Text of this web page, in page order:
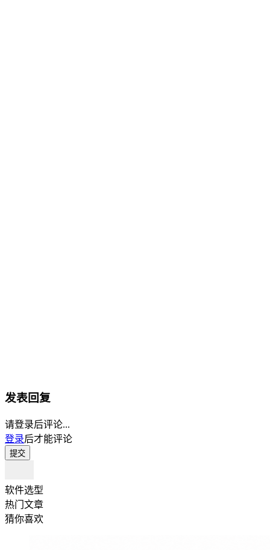
发表回复
请登录后评论...
登录后才能评论
提交
软件选型
热门文章
猜你喜欢